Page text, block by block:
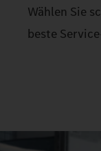
Wählen Sie
beste